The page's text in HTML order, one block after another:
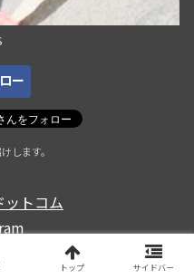
ー
します。
ットコム
トップ サイドバー